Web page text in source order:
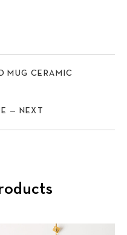
MUG CERAMIC
— NEXT